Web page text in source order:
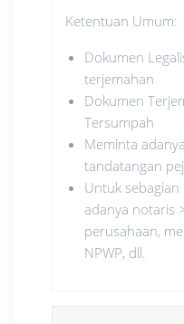
Ketentuan Umum:
Dokumen
terjemahan
Dokumen
Tersumpah
Meminta
tandatangan
Untuk
adanya notaris
perusahaan,
NPWP, dll.